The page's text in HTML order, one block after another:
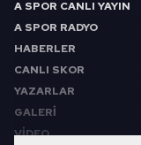
A SPOR CANLI YAYIN
A SPOR RADYO
HABERLER
CANLI SKOR
YAZARLAR
GALERİ
VİDEO